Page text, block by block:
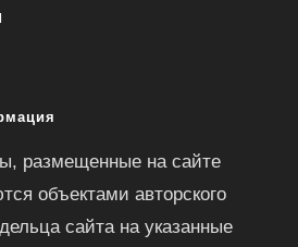
размещенные на сайте
объектами авторского
сайта на указанные